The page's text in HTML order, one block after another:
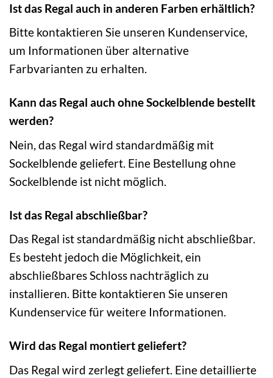
Ist das Regal auch in anderen Farben erhältlich?
Bitte kontaktieren Sie unseren Kundenservice,
um Informationen über alternative
Farbvarianten zu erhalten.
Kann das Regal auch ohne Sockelblende bestellt
werden?
Nein, das Regal wird standardmäßig mit
Sockelblende geliefert. Eine Bestellung ohne
Sockelblende ist nicht möglich.
Ist das Regal abschließbar?
Das Regal ist standardmäßig nicht abschließbar.
Es besteht jedoch die Möglichkeit, ein
abschließbares Schloss nachträglich zu
installieren. Bitte kontaktieren Sie unseren
Kundenservice für weitere Informationen.
Wird das Regal montiert geliefert?
Das Regal wird zerlegt geliefert. Eine detaillierte